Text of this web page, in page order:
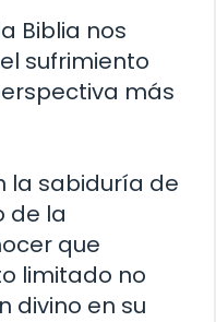
Biblia nos
sufrimiento
más
la sabiduría de
de la
que
limitado no
divino en su